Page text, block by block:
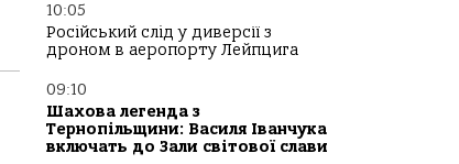
10:05
Російський слід у диверсії з
дроном в аеропорту Лейпцига
09:10
Шахова легенда з
Тернопільщини: Василя Іванчука
включать до Зали світової слави